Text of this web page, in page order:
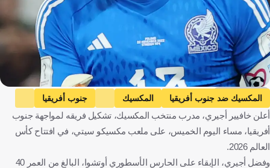
Getty Images
المكسيك ضد جنوب أفريقيا المكسيك
جنوب أفريقيا
كأس العالم
جيليرمو أوتشوا المكسيك
جنوب أفريقيا
كرة قدم
أعلن خافيير أجيري، مدرب منتخب المكسيك، تشكيل فريقه لمواجهة جنوب
أفريقيا، مساء اليوم الخميس، على ملعب مكسيكو سيتي، في افتتاح كأس
العالم 2026.
وفضل أجيري، الإبقاء على الحارس الأسطوري أوتشوا، البالغ من العمر 40